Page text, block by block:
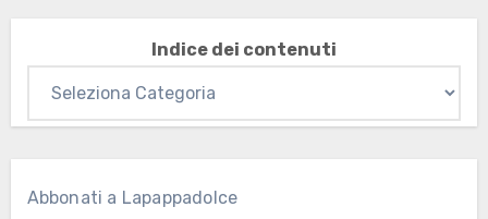
Indice dei contenuti
Abbonati a Lapappadolce